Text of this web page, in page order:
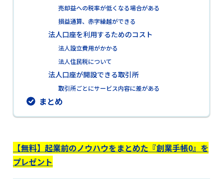
売却益への税率が低くなる場合がある
損益通算、赤字繰越ができる
法人口座を利用するためのコスト
法人設立費用がかかる
法人住民税について
法人口座が開設できる取引所
取引所ごとにサービス内容に差がある
まとめ
【無料】起業前のノウハウをまとめた『創業手帳0』を
プレゼント